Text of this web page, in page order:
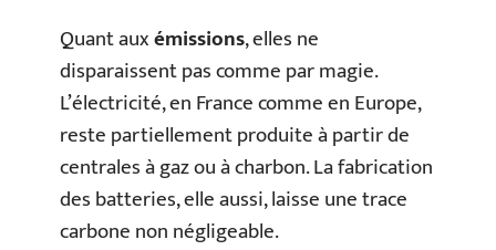
Quant auxémissions, elles ne
disparaissent pas comme par magie.
L’électricité, en France comme en Europe,
reste partiellement produite à partir de
centrales à gaz ou à charbon. La fabrication
des batteries, elle aussi, laisse une trace
carbone non négligeable.